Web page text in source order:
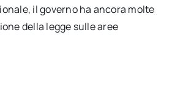
il governo ha ancora molte
della legge sulle aree